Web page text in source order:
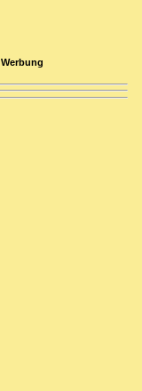
Werbung